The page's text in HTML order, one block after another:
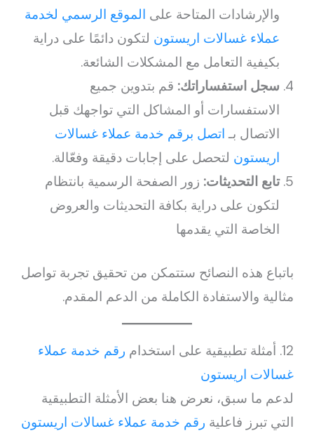
والإرشادات المتاحة على الموقع الرسمي لخدمة
عملاء غسالات اريستون لتكون دائمًا على دراية
بكيفية التعامل مع المشكلات الشائعة.
سجل استفساراتك: قم بتدوين جميع
الاستفسارات أو المشاكل التي تواجهك قبل
الاتصال بـ اتصل برقم خدمة عملاء غسالات
اريستون لتحصل على إجابات دقيقة وفعّالة.
تابع التحديثات: زور الصفحة الرسمية بانتظام
لتكون على دراية بكافة التحديثات والعروض
الخاصة التي يقدمها
باتباع هذه النصائح ستتمكن من تحقيق تجربة تواصل
مثالية والاستفادة الكاملة من الدعم المقدم.
12. أمثلة تطبيقية على استخدام
رقم خدمة عملاء
غسالات اريستون
لدعم ما سبق، نعرض هنا بعض الأمثلة التطبيقية
التي تبرز فاعلية رقم خدمة عملاء غسالات اريستون